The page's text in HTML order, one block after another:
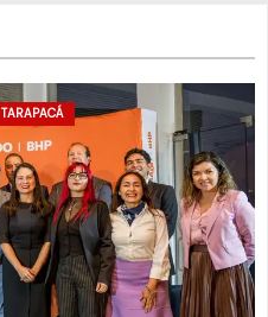
TARAPACÁ